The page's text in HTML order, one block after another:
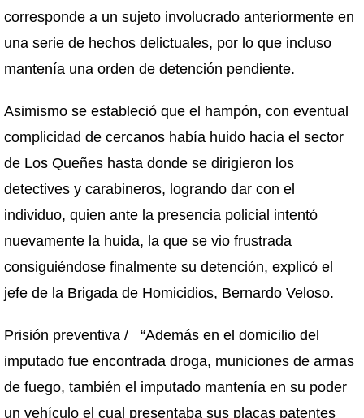
corresponde a un sujeto involucrado anteriormente en
una serie de hechos delictuales, por lo que incluso
mantenía una orden de detención pendiente.
Asimismo se estableció que el hampón, con eventual
complicidad de cercanos había huido hacia el sector
de Los Queñes hasta donde se dirigieron los
detectives y carabineros, logrando dar con el
individuo, quien ante la presencia policial intentó
nuevamente la huida, la que se vio frustrada
consiguiéndose finalmente su detención, explicó el
jefe de la Brigada de Homicidios, Bernardo Veloso.
Prisión preventiva / “Además en el domicilio del
imputado fue encontrada droga, municiones de armas
de fuego, también el imputado mantenía en su poder
un vehículo el cual presentaba sus placas patentes